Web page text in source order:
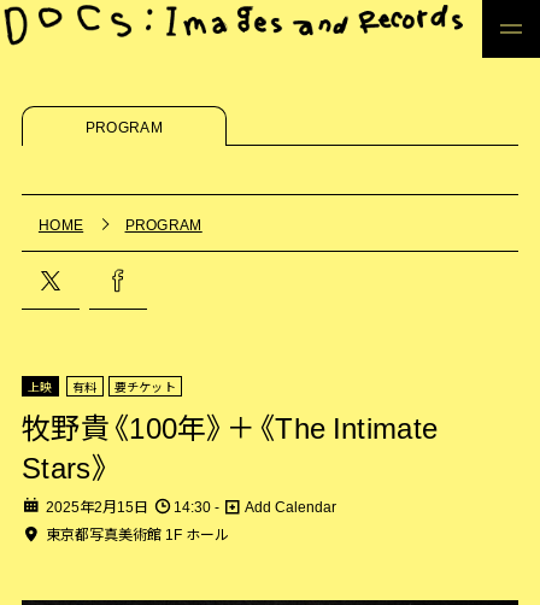
PROGRAM
HOME PROGRAM
上映 有料 要チケット
牧野貴《100年》＋《The Intimate
Stars》
2025年2月15日 14:30 -
Add Calendar
東京都写真美術館 1F ホール